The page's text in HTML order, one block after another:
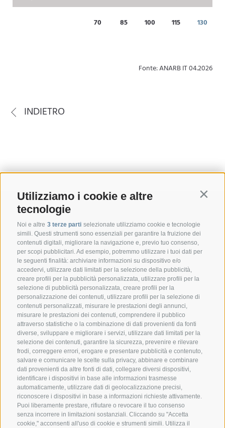
Utilizziamo i cookie e altre
tecnologie
Noi e altre 3 terze parti selezionate utilizziamo cookie e tecnologie
simili. Questi strumenti sono essenziali per garantire la fruizione dei
contenuti digitali, migliorare la navigazione e, previo tuo consenso,
per scopi pubblicitari. Ad esempio, potremmo utilizzare i tuoi dati per
le seguenti finalità: archiviare informazioni su dispositivo e/o
accedervi, utilizzare dati limitati per la selezione della pubblicità,
creare profili per la pubblicità personalizzata, utilizzare profili per la
selezione di pubblicità personalizzata, creare profili per la
personalizzazione dei contenuti, utilizzare profili per la selezione di
contenuti personalizzati, misurare le prestazioni degli annunci,
misurare le prestazioni dei contenuti, comprendere il pubblico
attraverso statistiche o la combinazione di dati provenienti da fonti
diverse, sviluppare e migliorare i servizi, utilizzare dati limitati per la
selezione dei contenuti, garantire la sicurezza, prevenire e rilevare
frodi, correggere errori, erogare e presentare pubblicità e contenuto,
salvare e comunicare le scelte sulla privacy, abbinare e combinare
dati provenienti da altre fonti di dati, collegare diversi dispositivi,
identificare i dispositivi in base alle informazioni trasmesse
automaticamente, utilizzare dati di geolocalizzazione precisi,
riconoscere i dispositivi in base a informazioni richieste attivamente.
Puoi liberamente prestare, rifiutare o revocare il tuo consenso
senza incorrere in limitazioni sostanziali. Cliccando su "Accetta
cookie," acconsenti all'uso di cookie e strumenti simili. Utilizza il
70 85 100 115 130
Fonte: ANARB IT 04.2026
INDIETRO
CONTATTO
Federazione Prov.le Allevatori Trento
Via delle Bettine, 40 - 38121 Trento
Tel.:+39 0461 432111
info@superbrown.it